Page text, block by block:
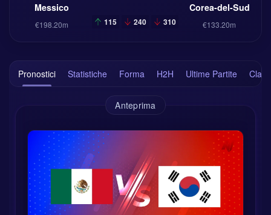
Messico
€198.20m 115 240 310
Corea-del-Sud
€133.20m
Pronostici Statistiche Forma H2H Ultime Partite
Anteprima